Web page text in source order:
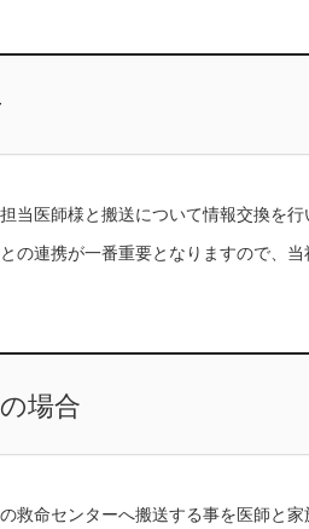
当医師様と搬送について情報交換を行
の連携が一番重要となりますので、
場合
救命センターへ搬送する事を医師と家